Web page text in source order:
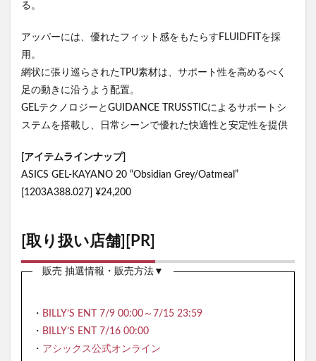
る。
アッパーには、優れたフィット感をもたらすFLUIDFITを採
用。
網状に張り巡らされたTPU素材は、サポート性を高めるべく
足の動きに沿うよう配置。
GELテクノロジーとGUIDANCE TRUSSTICによるサポートシ
ステムを搭載し、日常シーンで優れた快適性と安定性を提供
[アイテムラインナップ]
ASICS GEL-KAYANO 20 “Obsidian Grey/Oatmeal”
[1203A388.027] ¥24,200
[取り扱い店舗][PR]
販売 抽選情報・販売方法▼
・ BILLY’S ENT 7/9 00:00～7/15 23:59
・ BILLY’S ENT 7/16 00:00
・ アシックス公式オンライン